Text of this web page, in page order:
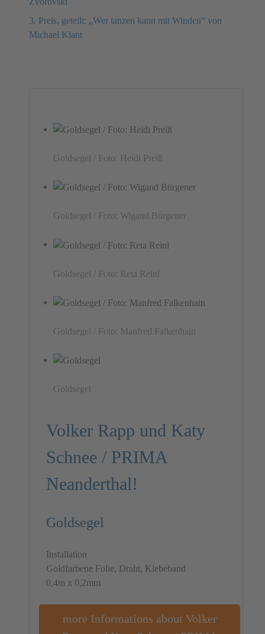
3. Preis, geteilt: „Wer tanzen kann mit Winden“ von
Michael Klant
Goldsegel / Foto: Heidi Preiß
Goldsegel / Foto: Wigand Bürgener
Goldsegel / Foto: Reta Reinl
Goldsegel / Foto: Manfred Falkenhain
Goldsegel
Volker Rapp und Katy
Schnee / PRIMA
Neanderthal!
Goldsegel
Installation
Goldfarbene Folie, Draht, Klebeband
0,4m x 0,2mm
more Informations about Volker